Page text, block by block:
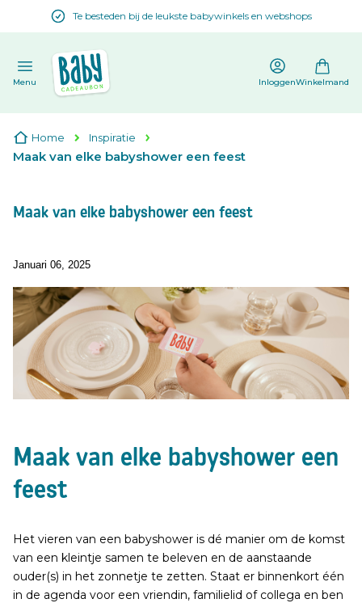
Te besteden bij de leukste babywinkels en webshops
Menu InloggenWinkelmand
Home Inspiratie
Maak van elke babyshower een feest
Maak van elke babyshower een feest
Januari 06, 2025
Maak van elke babyshower een
feest
Het vieren van een babyshower is dé manier om de komst
van een kleintje samen te beleven en de aanstaande
ouder(s) in het zonnetje te zetten. Staat er binnenkort één
in de agenda voor een vriendin, familielid of collega en ben